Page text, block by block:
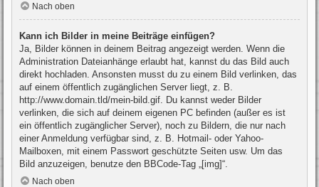
Nach oben
Kann ich Bilder in meine Beiträge einfügen?
Ja, Bilder können in deinem Beitrag angezeigt werden. Wenn die
Administration Dateianhänge erlaubt hat, kannst du das Bild auch
direkt hochladen. Ansonsten musst du zu einem Bild verlinken, das
auf einem öffentlich zugänglichen Server liegt, z. B.
http://www.domain.tld/mein-bild.gif. Du kannst weder Bilder
verlinken, die sich auf deinem eigenen PC befinden (außer es ist
ein öffentlich zugänglicher Server), noch zu Bildern, die nur nach
einer Anmeldung verfügbar sind, z. B. Hotmail- oder Yahoo-
Mailboxen, mit einem Passwort geschützte Seiten usw. Um das
Bild anzuzeigen, benutze den BBCode-Tag „[img]“.
Nach oben